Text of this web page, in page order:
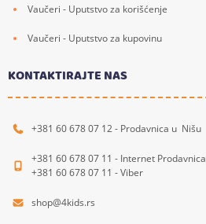
Vaučeri - Uputstvo za korišćenje
Vaučeri - Uputstvo za kupovinu
KONTAKTIRAJTE NAS
+381 60 678 07 12 - Prodavnica u Nišu
+381 60 678 07 11 - Internet Prodavnica
+381 60 678 07 11 - Viber
shop@4kids.rs